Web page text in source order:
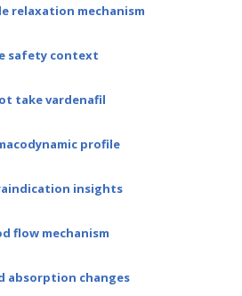
relaxation mechanism
safety context
take vardenafil
profile
insights
flow mechanism
absorption changes